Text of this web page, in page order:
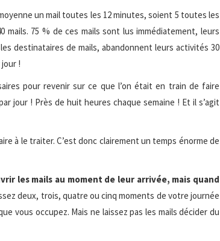
un mail toutes les 12 minutes, soient 5 toutes les
75 % de ces mails sont lus immédiatement, leurs
destinataires de mails, abandonnent leurs activités 30
!
pour revenir sur ce que l’on était en train de faire
jour ! Près de huit heures chaque semaine ! Et il s’agit
à le traiter. C’est donc clairement un temps énorme de
les mails au moment de leur arrivée, mais quand
deux, trois, quatre ou cinq moments de votre journée
vous occupez. Mais ne laissez pas les mails décider du